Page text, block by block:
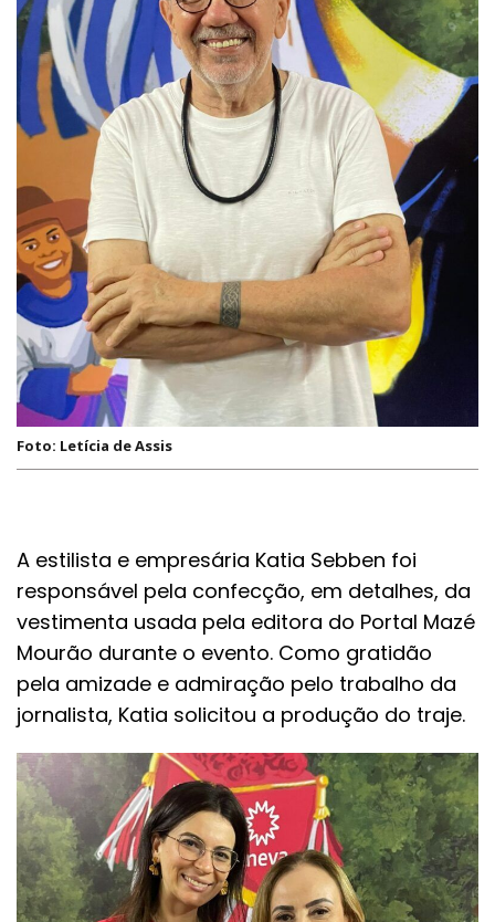
Foto: Letícia de Assis
A estilista e empresária Katia Sebben foi
responsável pela confecção, em detalhes, da
vestimenta usada pela editora do Portal Mazé
Mourão durante o evento. Como gratidão
pela amizade e admiração pelo trabalho da
jornalista, Katia solicitou a produção do traje.